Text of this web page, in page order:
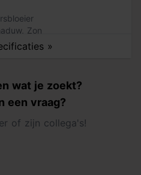
Zon
»
wat je zoekt?
een vraag?
of zijn collega's!